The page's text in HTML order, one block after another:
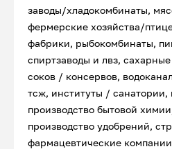
заводы/хладокомбинаты,
фермерские хозяйства/
фабрики, рыбокомбинаты,
спиртзаводы и лвз,
соков / консервов,
тсж, институты / санатории,
производство бытовой
производство удобрений,
фармацевтические